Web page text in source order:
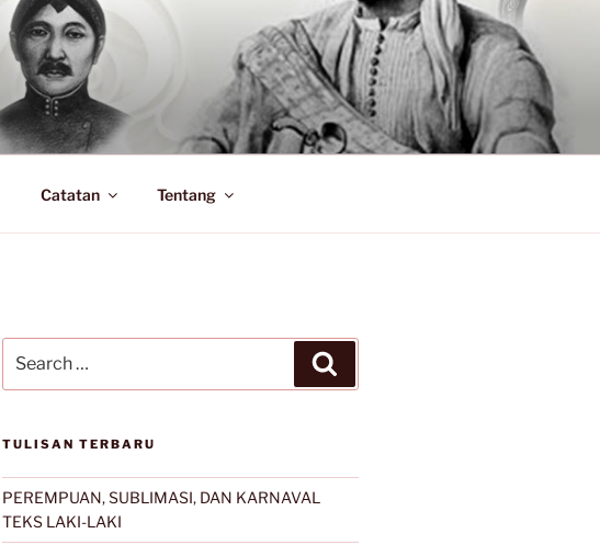
Catatan Tentang
for:
TULISAN TERBARU
PEREMPUAN, SUBLIMASI, DAN KARNAVAL
TEKS LAKI-LAKI